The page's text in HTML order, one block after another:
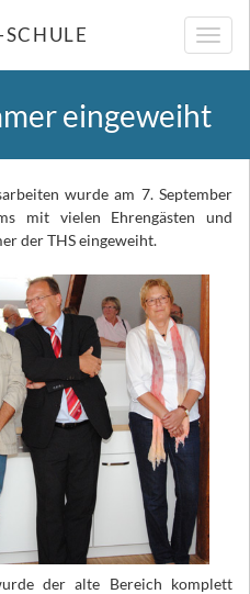
eingeweiht
wurde am 7. September
mit vielen Ehrengästen und
der THS eingeweiht.
der alte Bereich komplett